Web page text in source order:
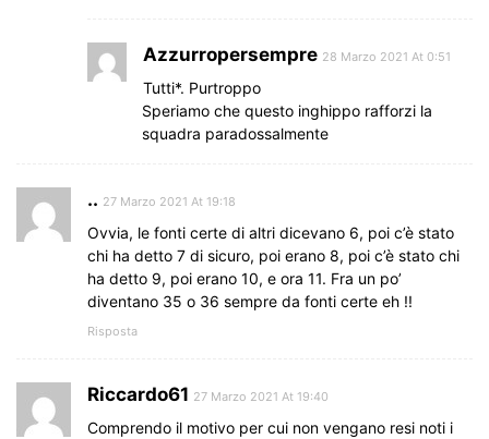
Azzurropersempre 28 Marzo 2021 At 0:51
Tutti*. Purtroppo
Speriamo che questo inghippo rafforzi la
squadra paradossalmente
.. 27 Marzo 2021 At 19:18
Ovvia, le fonti certe di altri dicevano 6, poi c’è stato
chi ha detto 7 di sicuro, poi erano 8, poi c’è stato chi
ha detto 9, poi erano 10, e ora 11. Fra un po’
diventano 35 o 36 sempre da fonti certe eh !!
Risposta
Riccardo61 27 Marzo 2021 At 19:40
Comprendo il motivo per cui non vengano resi noti i